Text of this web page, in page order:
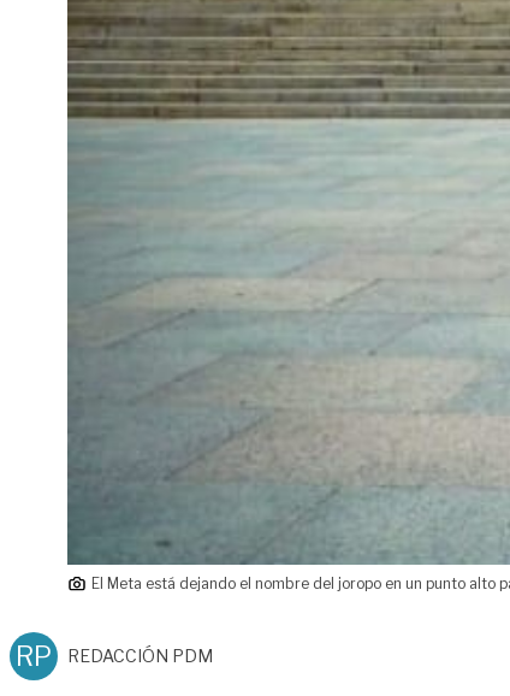
El Meta está dejando el nombre del joropo en un punto alto
RP REDACCIÓN PDM